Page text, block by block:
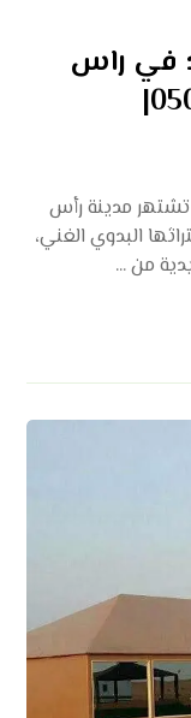
في راس
مدينة رأس
البدوي الغني،
من ...